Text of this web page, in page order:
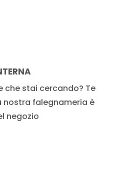
che stai cercando? Te
nostra falegnameria è
negozio